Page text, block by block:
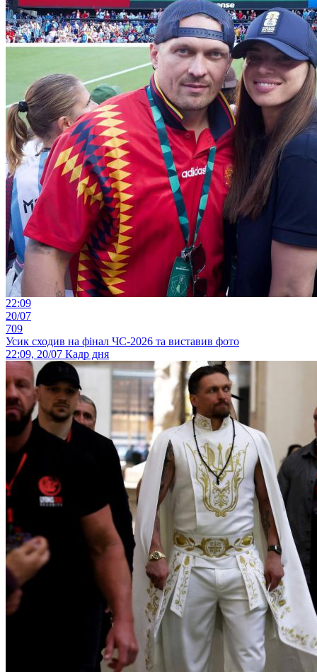
22:09
20/07
709
Усик сходив на фінал ЧС-2026 та виставив фото
22:09, 20/07 Кадр дня